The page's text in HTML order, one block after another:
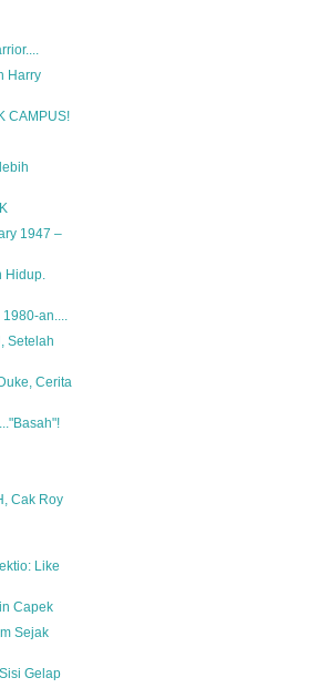
Harry
CAMPUS!
1947 –
Hidup.
1980-an....
Setelah
Cerita
Cak Roy
Like
Capek
Sejak
Gelap